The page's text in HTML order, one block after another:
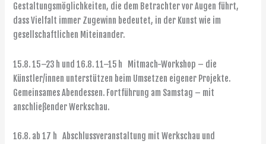
Gestaltungsmöglichkeiten, die dem Betrachter vor Augen führt,
dass Vielfalt immer Zugewinn bedeutet, in der Kunst wie im
gesellschaftlichen Miteinander.
15.8. 15–23 h und 16.8. 11–15 h Mitmach-Workshop – die
Künstler/innen unterstützen beim Umsetzen eigener Projekte.
Gemeinsames Abendessen. Fortführung am Samstag – mit
anschließender Werkschau.
16.8. ab 17 h Abschlussveranstaltung mit Werkschau und